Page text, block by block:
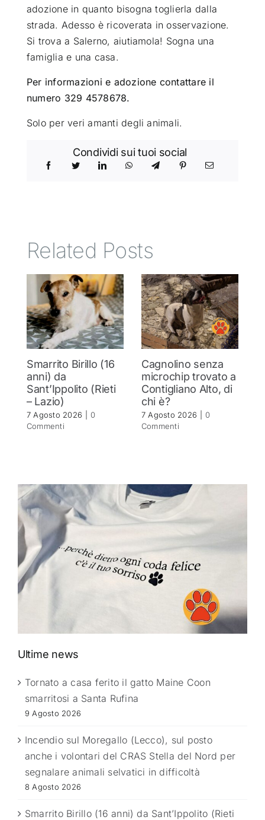
adozione in quanto bisogna toglierla dalla
strada. Adesso è ricoverata in osservazione.
Si trova a Salerno, aiutiamola! Sogna una
famiglia e una casa.
Per informazioni e adozione contattare il
numero 329 4578678.
Solo per veri amanti degli animali.
Condividi sui tuoi social
Related Posts
Smarrito Birillo (16
anni) da
Sant’Ippolito (Rieti
– Lazio)
7 Agosto 2026
0
Commenti
Cagnolino senza
microchip trovato a
Contigliano Alto, di
chi è?
7 Agosto 2026
0
Commenti
Ultime news
Tornato a casa ferito il gatto Maine Coon
smarritosi a Santa Rufina
9 Agosto 2026
Incendio sul Moregallo (Lecco), sul posto
anche i volontari del CRAS Stella del Nord per
segnalare animali selvatici in difficoltà
8 Agosto 2026
Smarrito Birillo (16 anni) da Sant’Ippolito (Rieti